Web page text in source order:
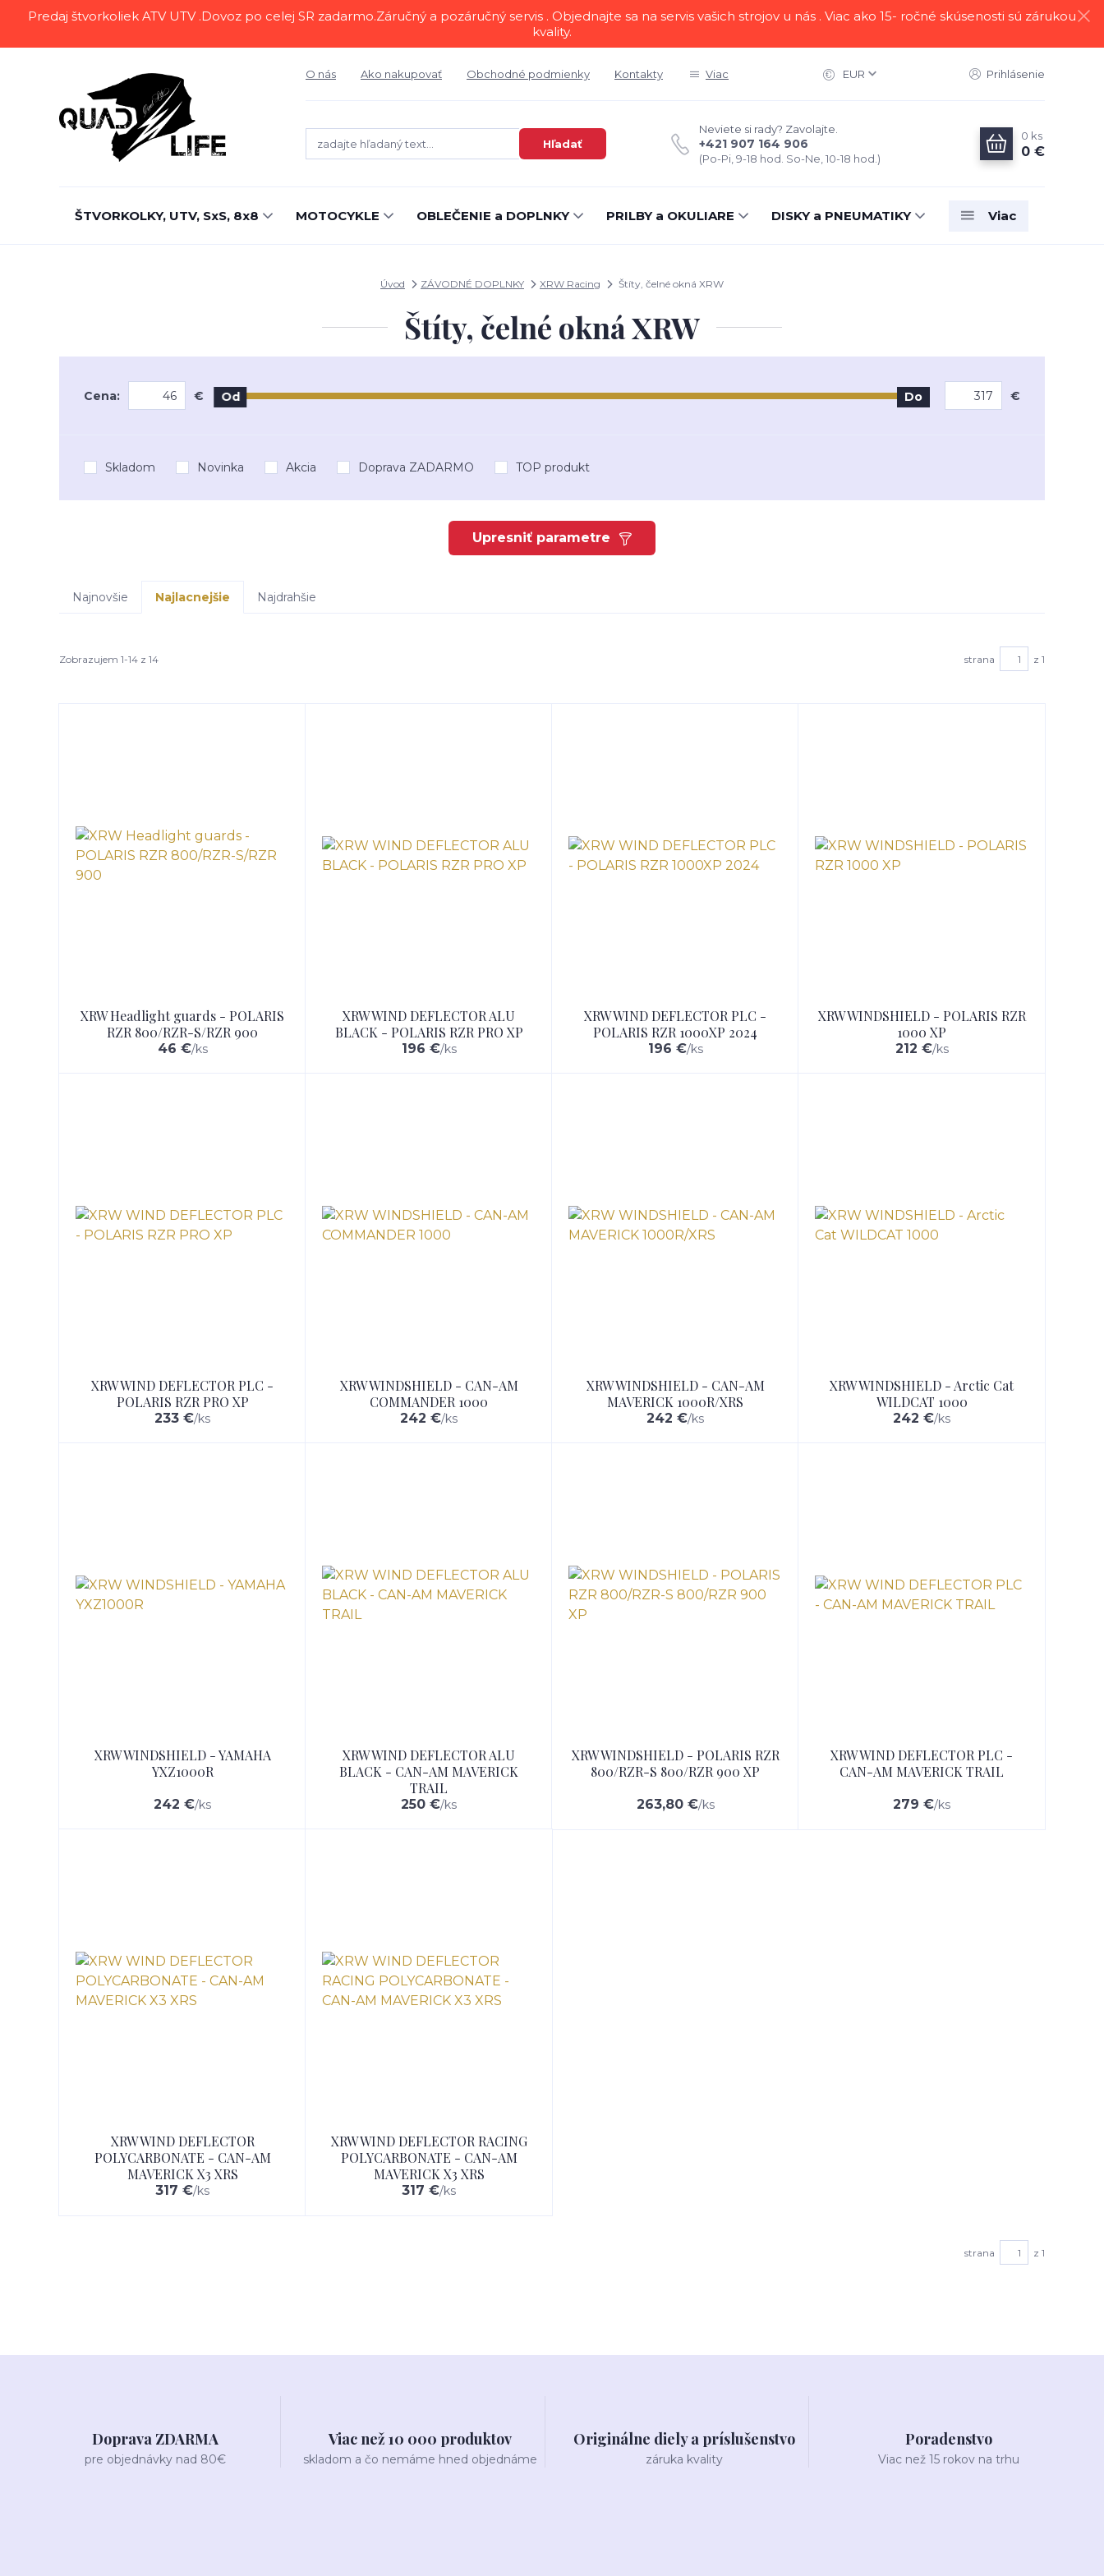
Predaj štvorkoliek ATV UTV .Dovoz po celej SR zadarmo.Záručný a pozáručný servis . Objednajte sa na servis vašich strojov u nás . Viac ako 15- ročné skúsenosti sú zárukou
kvality.
O nás Ako nakupovať Obchodné podmienky Kontakty Viac EUR Prihlásenie
Hľadať
Neviete si rady? Zavolajte.
+421 907 164 906
(Po-Pi, 9-18 hod. So-Ne, 10-18 hod.)
0 ks
0 €
ŠTVORKOLKY, UTV, SxS, 8x8 MOTOCYKLE OBLEČENIE a DOPLNKY PRILBY a OKULIARE DISKY a PNEUMATIKY Viac
Úvod ZÁVODNÉ DOPLNKY XRW Racing Štíty, čelné okná XRW
Štíty, čelné okná XRW
Upresniť parametre
Cena: € Od Do €
Skladom Novinka Akcia Doprava ZADARMO TOP produkt
Najnovšie Najlacnejšie Najdrahšie
Zobrazujem 1-14 z 14 strana z 1
XRW Headlight guards - POLARIS
RZR 800/RZR-S/RZR 900
46 €/ks
XRW WIND DEFLECTOR ALU
BLACK - POLARIS RZR PRO XP
196 €/ks
XRW WIND DEFLECTOR PLC -
POLARIS RZR 1000XP 2024
196 €/ks
XRW WINDSHIELD - POLARIS RZR
1000 XP
212 €/ks
XRW WIND DEFLECTOR PLC -
POLARIS RZR PRO XP
233 €/ks
XRW WINDSHIELD - CAN-AM
COMMANDER 1000
242 €/ks
XRW WINDSHIELD - CAN-AM
MAVERICK 1000R/XRS
242 €/ks
XRW WINDSHIELD - Arctic Cat
WILDCAT 1000
242 €/ks
XRW WINDSHIELD - YAMAHA
YXZ1000R
242 €/ks
XRW WIND DEFLECTOR ALU
BLACK - CAN-AM MAVERICK
TRAIL
250 €/ks
XRW WINDSHIELD - POLARIS RZR
800/RZR-S 800/RZR 900 XP
263,80 €/ks
XRW WIND DEFLECTOR PLC -
CAN-AM MAVERICK TRAIL
279 €/ks
XRW WIND DEFLECTOR
POLYCARBONATE - CAN-AM
MAVERICK X3 XRS
317 €/ks
XRW WIND DEFLECTOR RACING
POLYCARBONATE - CAN-AM
MAVERICK X3 XRS
317 €/ks
strana z 1
Doprava ZDARMA
pre objednávky nad 80€
Viac než 10 000 produktov
skladom a čo nemáme hned objednáme
Originálne diely a príslušenstvo
záruka kvality
Poradenstvo
Viac než 15 rokov na trhu